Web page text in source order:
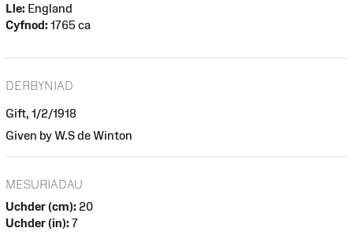
Lle: England
Cyfnod: 1765 ca
DERBYNIAD
Gift, 1/2/1918
Given by W.S de Winton
MESURIADAU
Uchder (cm): 20
Uchder (in): 7